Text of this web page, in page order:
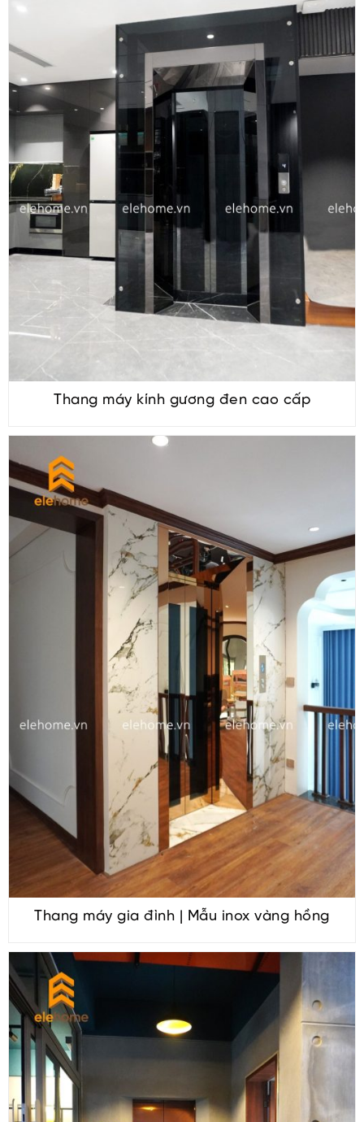
Thang máy kính gương đen cao cấp
Thang máy gia đình | Mẫu inox vàng hồng